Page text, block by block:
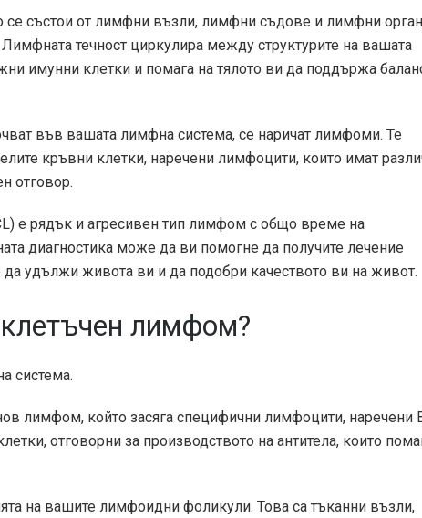
се състои от лимфни възли, лимфни съдове и лимфни
течност циркулира между структурите на вашата
имунни клетки и помага на тялото ви да поддържа
във вашата лимфна система, се наричат ​​лимфоми. Те
кръвни клетки, наречени лимфоцити, които имат
отговор.
е рядък и агресивен тип лимфом с общо време на
диагностика може да ви помогне да получите лечение
удължи живота ви и да подобри качеството ви на живот.
лимфом?
система.
лимфом, който засяга специфични лимфоцити, наречени
отговорни за производството на антитела, които
на вашите лимфоидни фоликули. Това са тъканни възли,